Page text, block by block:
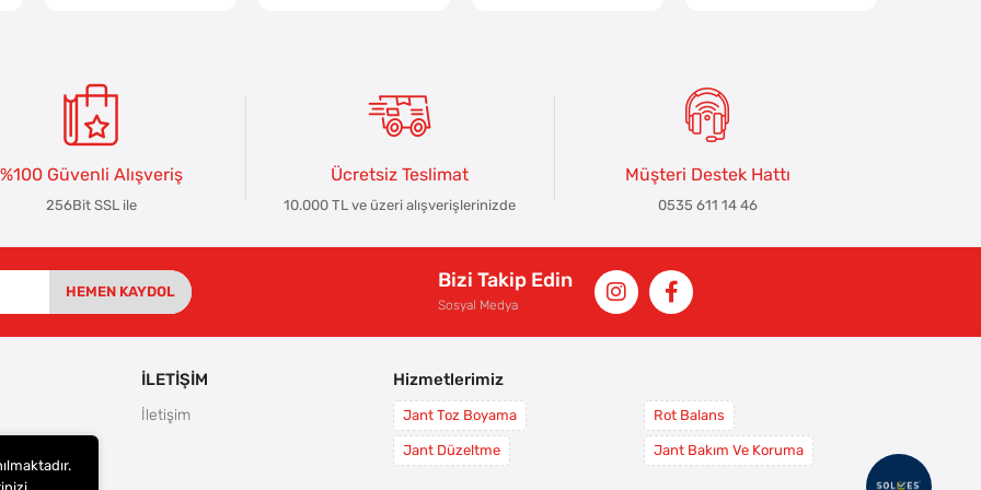
%100 Güvenli Alışveriş
256Bit SSL ile
Ücretsiz Teslimat
10.000 TL ve üzeri alışverişlerinizde
Müşteri Destek Hattı
0535 611 14 46
HEMEN KAYDOL
Bizi Takip Edin
Sosyal Medya
İLETİŞİM
İletişim
Hizmetlerimiz
Jant Toz Boyama
Jant Düzeltme
Rot Balans
Jant Bakım Ve Koruma